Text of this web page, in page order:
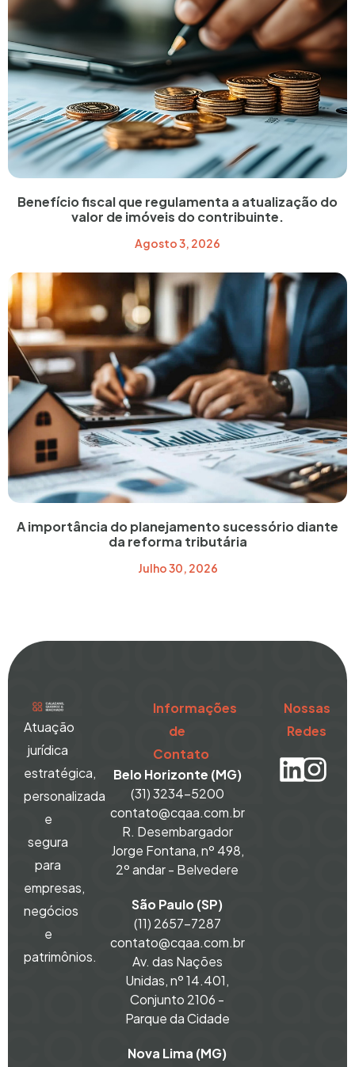
Benefício fiscal que regulamenta a atualização do
valor de imóveis do contribuinte.
Agosto 3, 2026
A importância do planejamento sucessório diante
da reforma tributária
Julho 30, 2026
Atuação
jurídica
estratégica,
personalizada
e
segura
para
empresas,
negócios
e
patrimônios.
Informações
de
Contato
Belo Horizonte (MG)
(31) 3234-5200
contato@cqaa.com.br
R. Desembargador
Jorge Fontana, nº 498,
2º andar - Belvedere
São Paulo (SP)
(11) 2657-7287
contato@cqaa.com.br
Av. das Nações
Unidas, nº 14.401,
Conjunto 2106 -
Parque da Cidade
Nova Lima (MG)
Nossas
Redes